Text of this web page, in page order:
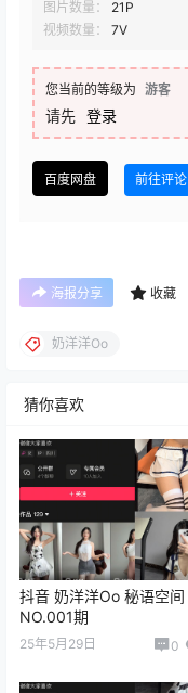
图片数量：
21P
视频数量：
7V
您当前的等级为 游客
请先 登录
百度网盘 前往评论
海报分享 收藏
奶洋洋Oo
猜你喜欢
抖音 奶洋洋Oo 秘语空间
NO.001期
25年5月29日 0